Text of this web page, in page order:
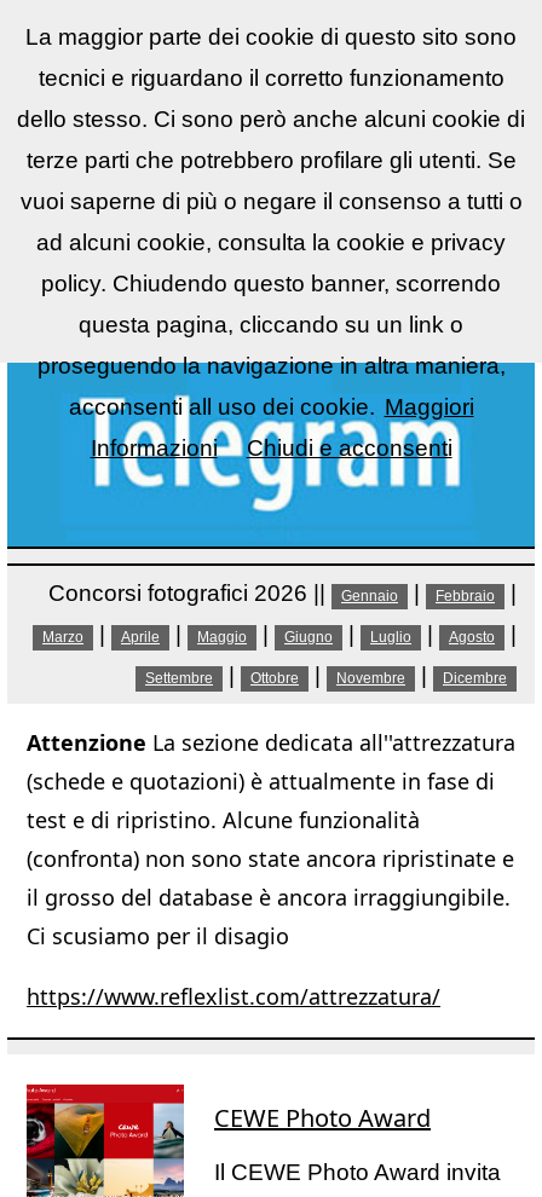
ReflexLIST▼
Concorsi fotografici 2026 || Gennaio Febbraio
Marzo Aprile Maggio Giugno Luglio Agosto
Settembre Ottobre Novembre Dicembre
Attenzione La sezione dedicata all''attrezzatura
(schede e quotazioni) è attualmente in fase di
test e di ripristino. Alcune funzionalità
(confronta) non sono state ancora ripristinate e
il grosso del database è ancora irraggiungibile.
Ci scusiamo per il disagio
https://www.reflexlist.com/attrezzatura/
CEWE Photo Award
Il CEWE Photo Award invita
La maggior parte dei cookie di questo sito sono
tecnici e riguardano il corretto funzionamento
dello stesso. Ci sono però anche alcuni cookie di
terze parti che potrebbero profilare gli utenti. Se
vuoi saperne di più o negare il consenso a tutti o
ad alcuni cookie, consulta la cookie e privacy
policy. Chiudendo questo banner, scorrendo
questa pagina, cliccando su un link o
proseguendo la navigazione in altra maniera,
acconsenti all uso dei cookie. Maggiori
Informazioni
Chiudi e acconsenti